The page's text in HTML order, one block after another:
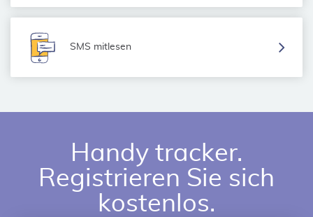
SMS mitlesen
Handy tracker.
Registrieren Sie sich
kostenlos.